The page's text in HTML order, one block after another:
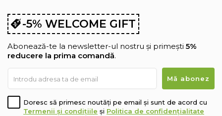
-5% WELCOME GIFT
Abonează-te la newsletter-ul nostru și primești 5%
reducere la prima comandă.
Doresc să primesc noutăți pe email și sunt de acord cu
Termenii și condițiile și Politica de confidențialitate